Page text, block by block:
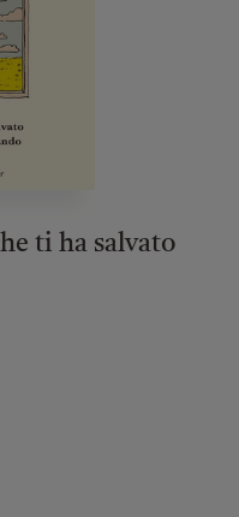
ti ha salvato